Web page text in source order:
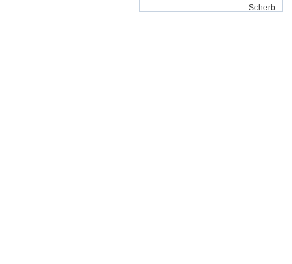
Scherb